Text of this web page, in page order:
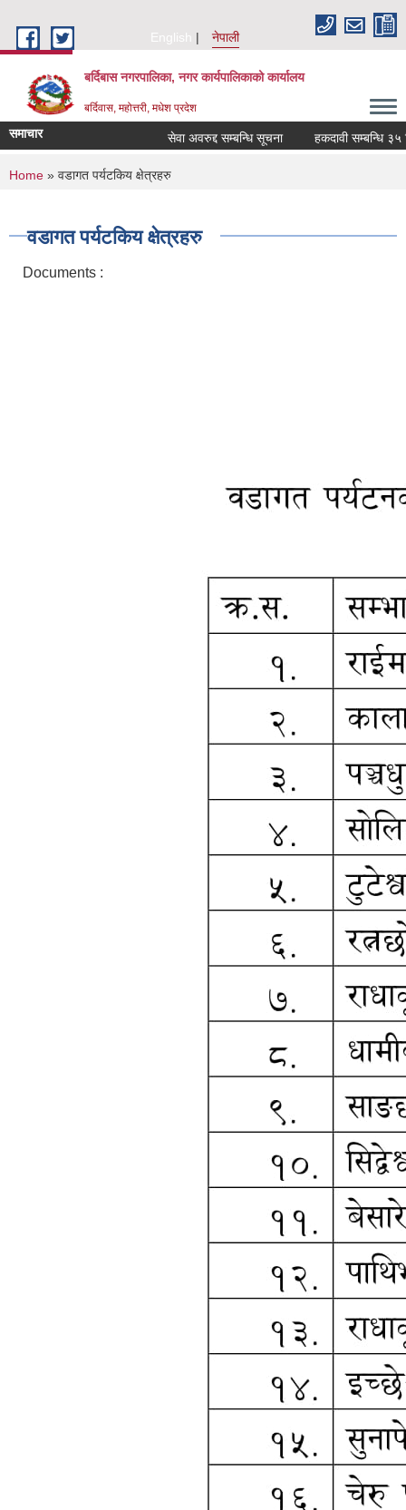
English
नेपाली
बर्दिबास नगरपालिका, नगर कार्यपालिकाको कार्यालय
बर्दिवास, महोत्तरी, मधेश प्रदेश
समाचार सेवा अवरुद्द सम्बन्धि सूचना हकदावी सम्बन्धि ३५ दिने
You are here
Home » वडागत पर्यटकिय क्षेत्रहरु
वडागत पर्यटकिय क्षेत्रहरु
Documents :